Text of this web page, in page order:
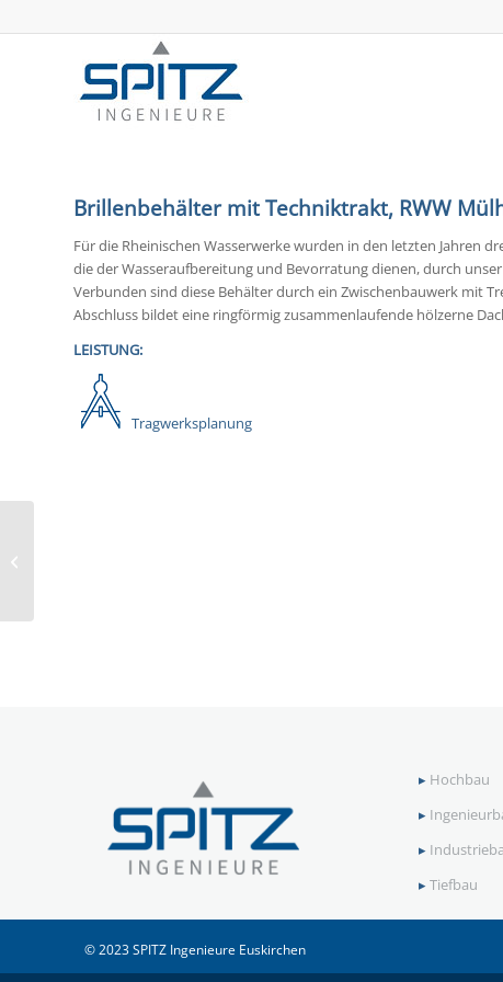
Brillenbehälter mit Techniktrakt, RWW
Für die Rheinischen Wasserwerke wurden in den letzten Jahren
die der Wasseraufbereitung und Bevorratung dienen, durch
Verbunden sind diese Behälter durch ein Zwischenbauwerk mit
Abschluss bildet eine ringförmig zusammenlaufende hölzerne
LEISTUNG:
Tragwerksplanung
▸ Hochbau
▸
▸
▸Tiefbau
© 2023 SPITZ Ingenieure Euskirchen